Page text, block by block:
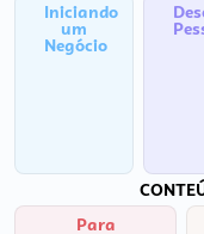
Iniciando
um
Negócio
Para